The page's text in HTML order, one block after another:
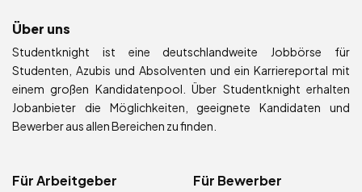
Über uns
Studentknight ist eine deutschlandweite Jobbörse für
Studenten, Azubis und Absolventen und ein Karriereportal mit
einem großen Kandidatenpool. Über Studentknight erhalten
Jobanbieter die Möglichkeiten, geeignete Kandidaten und
Bewerber aus allen Bereichen zu finden.
Für Arbeitgeber Für Bewerber